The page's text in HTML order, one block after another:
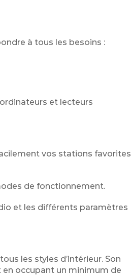
à tous les besoins :
et lecteurs
vos stations favorites
de fonctionnement.
et les différents paramètres
les styles d’intérieur. Son
occupant un minimum de